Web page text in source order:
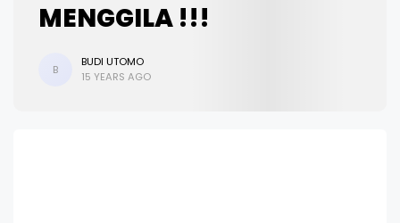
MENGGILA !!!
B
BUDI UTOMO
15 YEARS AGO